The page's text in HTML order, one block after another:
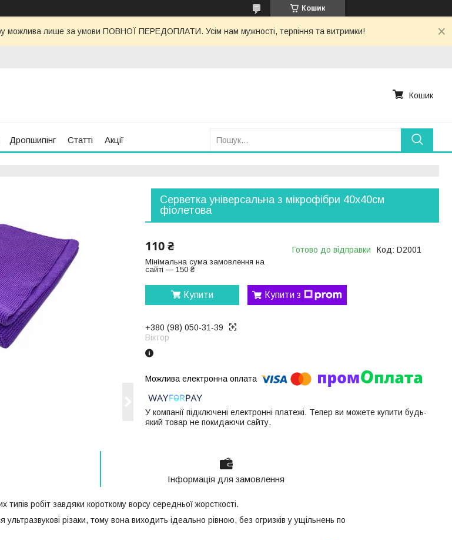
Кошик
можлива лише за умови ПОВНОЇ ПЕРЕДОПЛАТИ. Усім нам мужності, терпіння та витримки!
Кошик
Дропшипінг Статті Акції
Серветка універсальна з мікрофібри 40х40см
фіолетова
110 ₴
Мінімальна сума замовлення на
сайті — 150 ₴
Готово до відправки Код: D2001
Купити Купити з
+380 (98) 050-31-39
Віктор
У компанії підключені електронні платежі. Тепер ви можете купити будь-
який товар не покидаючи сайту.
Інформація для замовлення
робіт завдяки короткому ворсу середньої жорсткості.
різаки, тому вона виходить ідеально рівною, без огризків у ущільнень по